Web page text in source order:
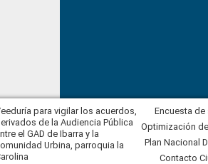
para vigilar los acuerdos,
de la Audiencia Pública
el GAD de Ibarra y la
Urbina, parroquia la
CPCCS
Ciudadana
Encuesta de
Optimización
Plan Nacional
Contacto